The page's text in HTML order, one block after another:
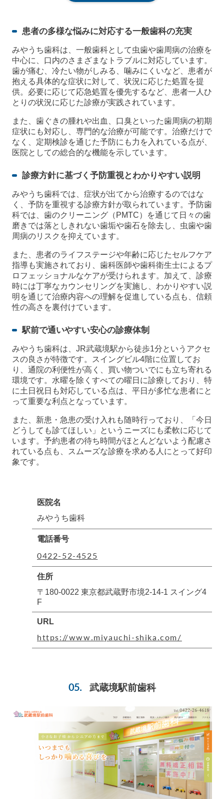
患者の多様な悩みに対応する一般歯科の充実
みやうち歯科は、一般歯科として虫歯や歯周病の治療を
中心に、口内のさまざまなトラブルに対応しています。
歯が痛む、冷たい物がしみる、噛みにくいなど、患者が
抱える具体的な症状に対して、状況に応じた処置を提
供。必要に応じて応急処置を優先するなど、患者一人ひ
とりの状況に応じた診療が実践されています。
また、歯ぐきの腫れや出血、口臭といった歯周病の初期
症状にも対応し、専門的な治療が可能です。治療だけで
なく、定期検診を通じた予防にも力を入れている点が、
医院としての総合的な機能を示しています。
診療方針に基づく予防重視とわかりやすい説明
みやうち歯科では、症状が出てから治療するのではな
く、予防を重視する診療方針が取られています。予防歯
科では、歯のクリーニング（PMTC）を通じて日々の歯
磨きでは落としきれない歯垢や歯石を除去し、虫歯や歯
周病のリスクを抑えています。
また、患者のライフステージや年齢に応じたセルフケア
指導も実施されており、歯科医師や歯科衛生士によるプ
ロフェッショナルなケアが受けられます。加えて、診療
時には丁寧なカウンセリングを実施し、わかりやすい説
明を通じて治療内容への理解を促進している点も、信頼
性の高さを裏付けています。
駅前で通いやすい安心の診療体制
みやうち歯科は、JR武蔵境駅から徒歩1分というアクセ
スの良さが特徴です。スイングビル4階に位置してお
り、通院の利便性が高く、買い物ついでにも立ち寄れる
環境です。水曜を除くすべての曜日に診療しており、特
に土日祝日も対応している点は、平日が多忙な患者にと
って重要な利点となっています。
また、新患・急患の受け入れも随時行っており、「今日
どうしても診てほしい」というニーズにも柔軟に応じて
います。予約患者の待ち時間がほとんどないよう配慮さ
れている点も、スムーズな診療を求める人にとって好印
象です。
医院名
みやうち歯科
電話番号
0422-52-4525
住所
〒180-0022 東京都武蔵野市境2-14-1 スイング4
F
URL
https://www.miyauchi-shika.com/
武蔵境駅前歯科